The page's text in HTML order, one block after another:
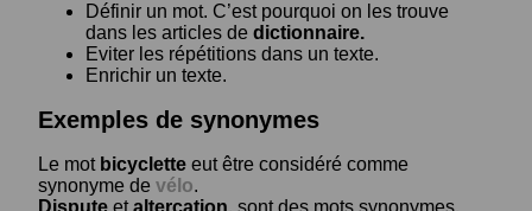
Définir un mot. C’est pourquoi on les trouve
dans les articles de dictionnaire.
Eviter les répétitions dans un texte.
Enrichir un texte.
Exemples de synonymes
Le mot bicyclette eut être considéré comme
synonyme de vélo.
Dispute etaltercation, sont des mots synonymes.